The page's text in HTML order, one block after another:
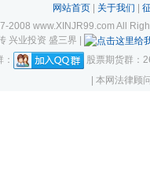
网站首页| 关于我们
2008 www.XINJR99.com All
兴业投资 盛三界 |
股票期货群：
| 本网法律顾